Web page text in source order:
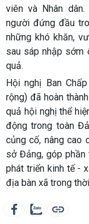
viên và Nhân
người đứng đầu
những khó khăn,
sau sáp nhập sớm
quả.
Hội nghị Ban
rộng) đã hoàn
quả hội nghị thể
động trong toàn
củng cố, nâng cao
sở Đảng, góp phần
phát triển kinh tế -
địa bàn xã trong